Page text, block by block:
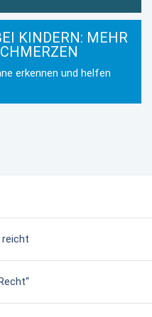
KINDERN: MEHR
erkennen und helfen
reicht